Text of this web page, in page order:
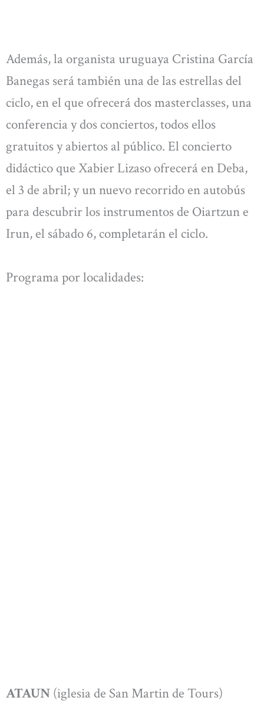
Además, la organista uruguaya Cristina García
Banegas será también una de las estrellas del
ciclo, en el que ofrecerá dos masterclasses, una
conferencia y dos conciertos, todos ellos
gratuitos y abiertos al público. El concierto
didáctico que Xabier Lizaso ofrecerá en Deba,
el 3 de abril; y un nuevo recorrido en autobús
para descubrir los instrumentos de Oiartzun e
Irun, el sábado 6, completarán el ciclo.
Programa por localidades:
ATAUN (iglesia de San Martin de Tours)